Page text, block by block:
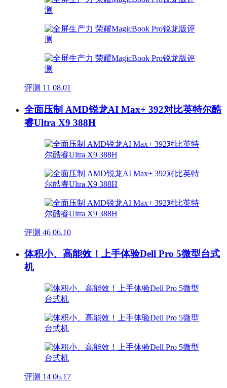
评测 11 08.01
全面压制 AMD锐龙AI Max+ 392对比英特尔酷
睿Ultra X9 388H
评测 46 06.10
体积小、高能效！上手体验Dell Pro 5微型台式
机
评测 14 06.17